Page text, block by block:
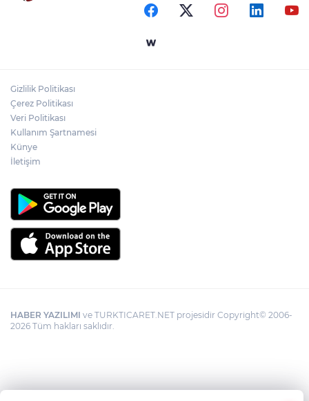
Antalya Büyükşehir’den Kemer’e çevre
Gizlilik Politikası
Çerez Politikası
Veri Politikası
Kullanım Şartnamesi
Künye
İletişim
HABER YAZILIMI ve TURKTICARET.NET projesidir Copyright© 2006-
2026 Tüm hakları saklıdır.